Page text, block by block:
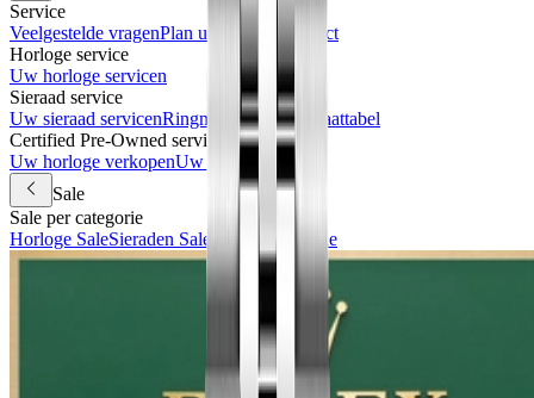
Service
Veelgestelde vragenPlan uw bezoek Contact
Horloge service
Uw horloge servicen
Sieraad service
Uw sieraad servicenRingmaat meten & maattabel
Certified Pre-Owned services
Uw horloge verkopenUw horloge inruilen
Sale
Sale per categorie
Horloge SaleSieraden Sale Accessoires Sale